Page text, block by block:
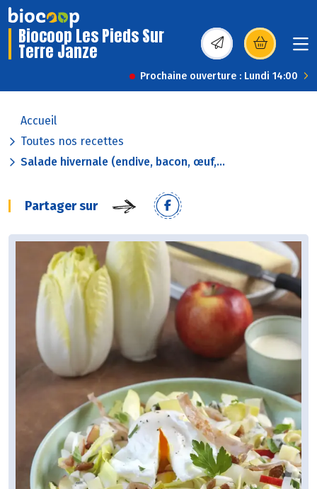
Biocoop Les Pieds Sur
Terre Janze (s’ouvre dans une
Prochaine ouverture : Lundi 14:00
Accueil
Toutes nos recettes
Salade hivernale (endive, bacon, œuf,...
Partager sur